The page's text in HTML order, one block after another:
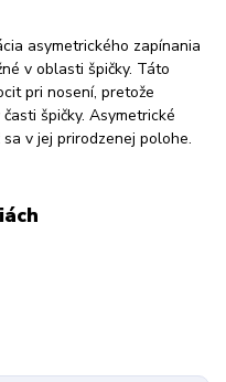
asymetrického zapínania
v oblasti špičky. Táto
pri nosení, pretože
špičky. Asymetrické
v jej prirodzenej polohe.